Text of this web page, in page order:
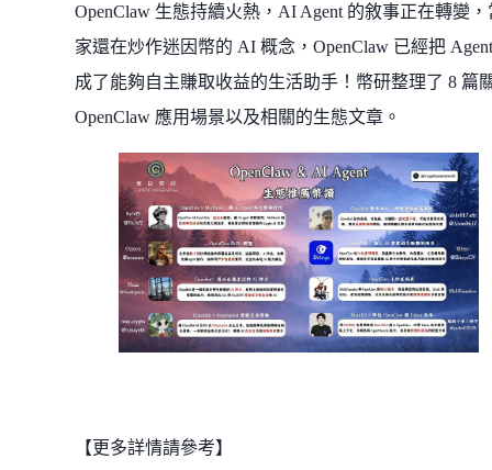
OpenClaw 生態持續火熱，AI Agent 的敘事正在轉變，
家還在炒作迷因幣的 AI 概念，OpenClaw 已經把
成了能夠自主賺取收益的生活助手！幣研整理了 8 篇
OpenClaw 應用場景以及相關的生態文章。
【更多詳情請參考】